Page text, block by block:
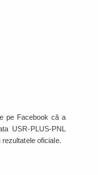
pe Facebook că a
USR-PLUS-PNL
oficiale.